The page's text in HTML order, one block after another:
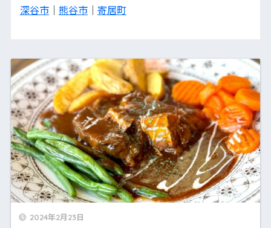
深谷市｜ 熊谷市｜ 寄居町
2024年2月23日